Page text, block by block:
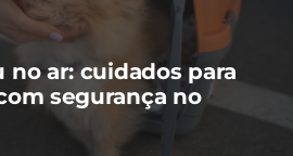
no ar: cuidados para
segurança no